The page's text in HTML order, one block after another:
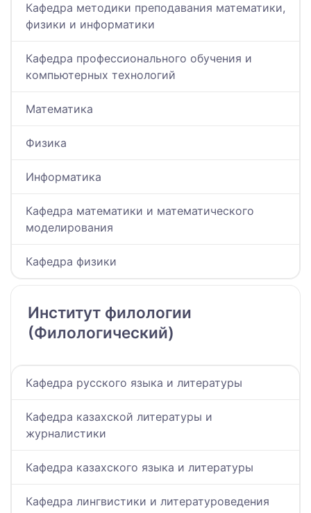
Кафедра методики преподавания математики,
физики и информатики
Кафедра профессионального обучения и
компьютерных технологий
Математика
Физика
Информатика
Кафедра математики и математического
моделирования
Кафедра физики
Институт филологии
(Филологический)
Кафедра русского языка и литературы
Кафедра казахской литературы и
журналистики
Кафедра казахского языка и литературы
Кафедра лингвистики и литературоведения